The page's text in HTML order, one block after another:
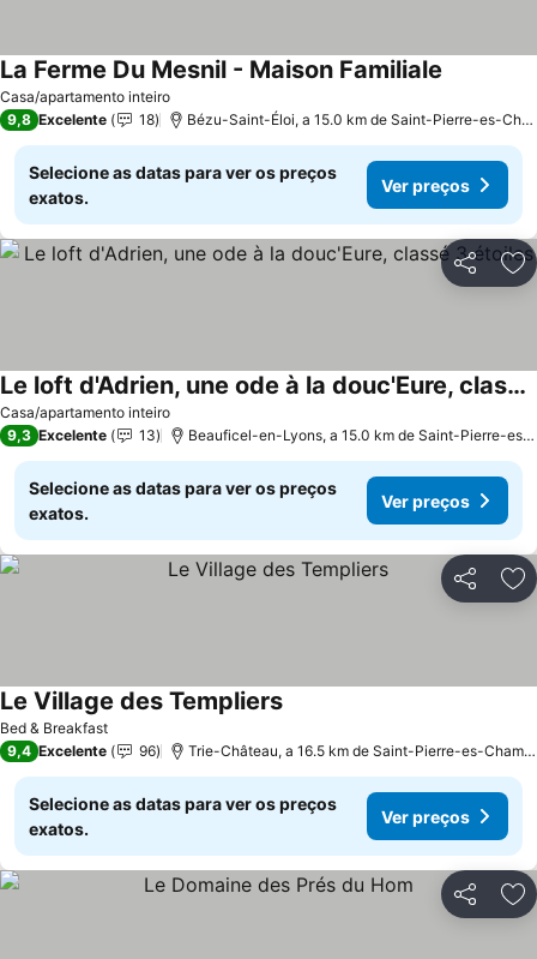
Casa/apartamento inteiro
La Ferme Du Mesnil - Maison Familiale
9,8 Excelente 18 Bézu-Saint-Éloi, a 15.0 km de Saint-Pierre-es-Champs
Selecione as datas para ver os preços
exatos.
Ver preços
Partilhar
Casa/apartamento inteiro
Le loft d'Adrien, une ode à la douc'Eure, classé 3 étoiles
9,3 Excelente 13 Beauficel-en-Lyons, a 15.0 km de Saint-Pierre-es-Champs
Selecione as datas para ver os preços
exatos.
Ver preços
Partilhar
Bed & Breakfast
Le Village des Templiers
9,4 Excelente 96 Trie-Château, a 16.5 km de Saint-Pierre-es-Champs
Selecione as datas para ver os preços
exatos.
Ver preços
Partilhar